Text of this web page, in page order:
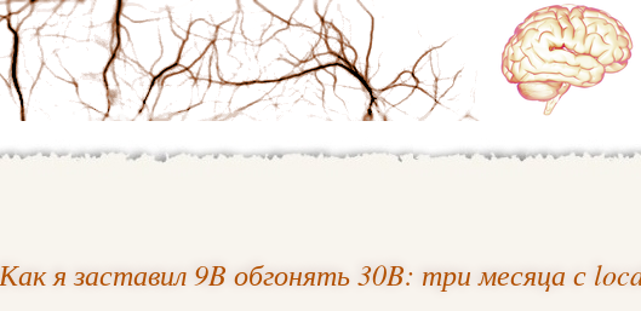
Как я заставил 9B обгонять 30B: три месяца с